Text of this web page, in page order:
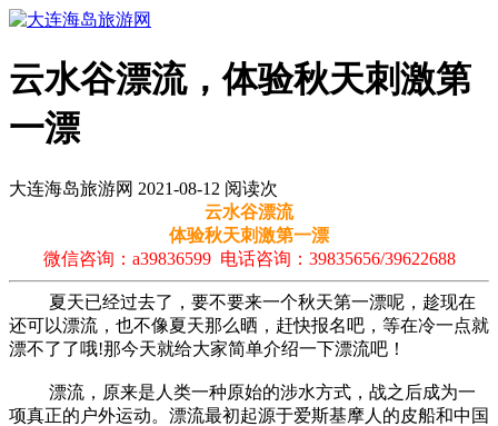
云水谷漂流，体验秋天刺激第
一漂
大连海岛旅游网 2021-08-12 阅读次
云水谷漂流
体验秋天刺激第一漂
微信咨询：a39836599 电话咨询：39835656/39622688
夏天已经过去了，要不要来一个秋天第一漂呢，趁现在
还可以漂流，也不像夏天那么晒，赶快报名吧，等在冷一点就
漂不了了哦!那今天就给大家简单介绍一下漂流吧！
漂流，原来是人类一种原始的涉水方式，战之后成为一
项真正的户外运动。漂流最初起源于爱斯基摩人的皮船和中国